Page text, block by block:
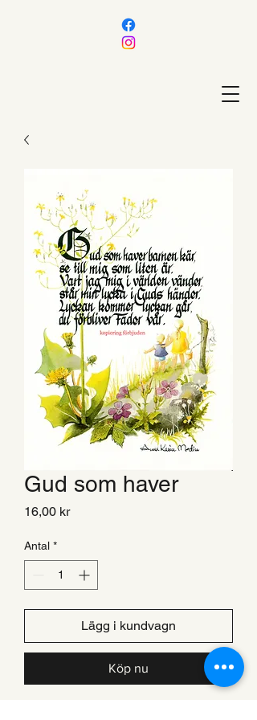
Gud som haver
16,00 krPris
Antal *
Lägg i kundvagn
Köp nu